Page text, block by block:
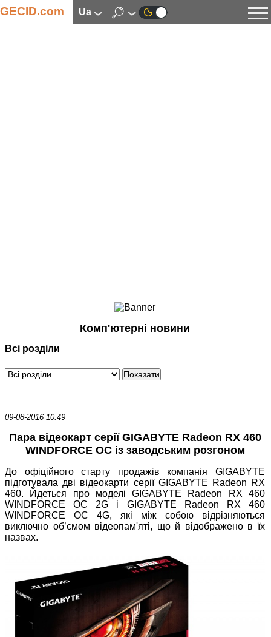
GECID.com ua
Смартфони
Периферія
Програмне забезпечення
Комп'ютерні новини
Всі розділи
09-08-2016 10:49
Пара відеокарт серії GIGABYTE Radeon RX 460
WINDFORCE OC із заводським розгоном
До офіційного старту продажів компанія GIGABYTE
підготувала дві відеокарти серії GIGABYTE Radeon RX
460. Йдеться про моделі GIGABYTE Radeon RX 460
WINDFORCE OC 2G і GIGABYTE Radeon RX 460
WINDFORCE OC 4G, які між собою відрізняються
виключно об’ємом відеопам'яті, що й відображено в їх
назвах.